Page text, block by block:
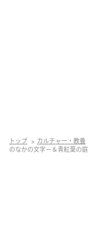
古美術には多く
トップ カルチャー・教養
のなかの文字－＆青紅葉の庭